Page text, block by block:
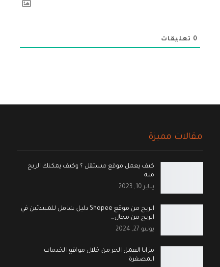
0 تعليقات
مقالات مميزة
كيف يعمل موقع مستقل ؟ وكيف يمكنك الربح
منه
يناير 10, 2023
الربح من موقع Shopee دليل شامل للمبتدئين في
الربح من مجال…
يونيو 27, 2024
مزايا العمل الحر من خلال مواقع الخدمات
المصغرة